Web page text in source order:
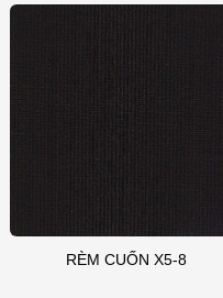
RÈM CUỐN X5-8